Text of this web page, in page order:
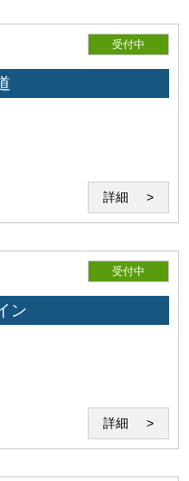
」のインターネット
事前にダウンロードが必
受付中
詳細
受付中
ン
詳細